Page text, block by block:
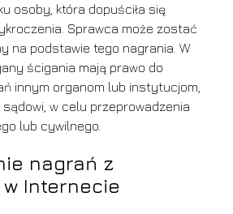
osoby, która dopuściła się
Sprawca może zostać
na podstawie tego nagrania. W
ścigania mają prawo do
innym organom lub instytucjom,
w celu przeprowadzenia
lub cywilnego.
nagrań z
Internecie